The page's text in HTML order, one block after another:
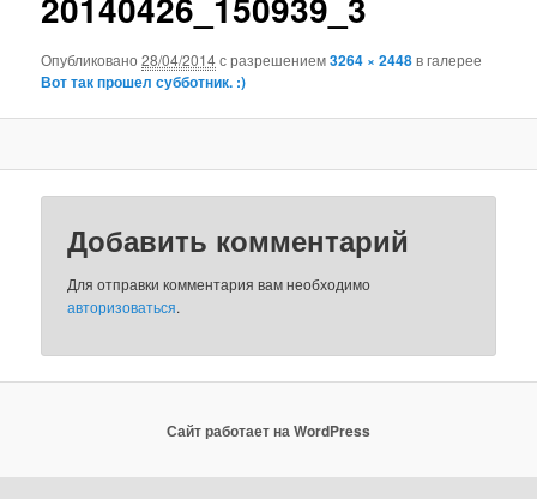
Опубликовано28/04/2014с разрешением3264 × 2448в галерее
Вот так прошел субботник. :)
Добавить комментарий
Для отправки комментария вам необходимо
авторизоваться.
Сайт работает на WordPress